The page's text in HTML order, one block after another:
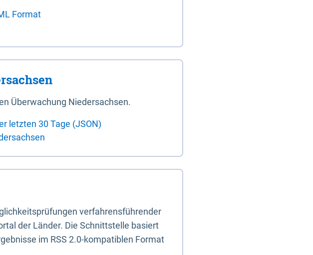
Format
Überwachung Niedersachsen.
letzten 30 Tage (JSON)
verfahrensführender
der Länder. Die Schnittstelle basiert
im RSS 2.0-kompatiblen Format